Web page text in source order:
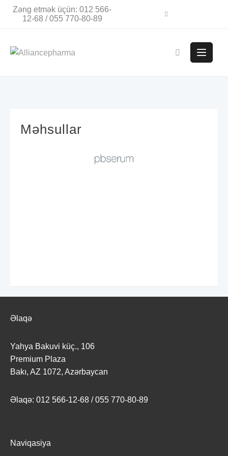
Zəng etmək üçün: 012 566-
12-68 / 055 770-80-89
Məhsullar
Əlaqə
Yahya Bakuvi küç., 106
Premium Plaza
Bakı, AZ 1072, Azərbaycan
Əlaqə: 012 566-12-68 / 055 770-80-89
Naviqasiya